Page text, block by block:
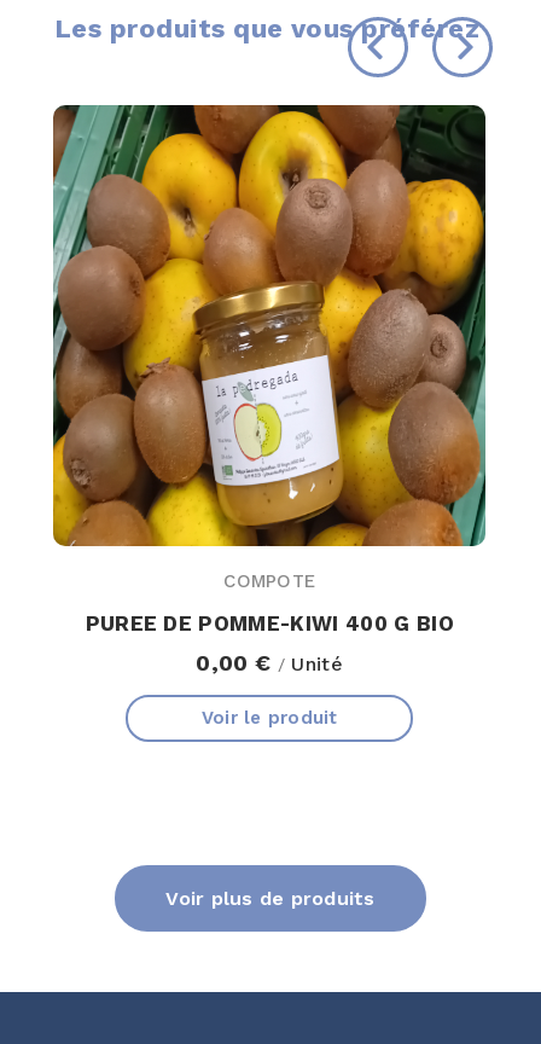
Les produits que vous préférez
COMPOTE
PUREE DE POMME-KIWI 400 G BIO
0,00 € / Unité
Voir le produit
Voir plus de produits